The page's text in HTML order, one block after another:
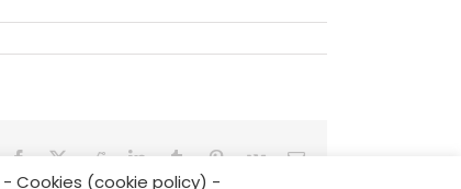
Facebook Reddit LinkedInTumblr Pinterest
Vk Email
- Cookies (cookie policy) -